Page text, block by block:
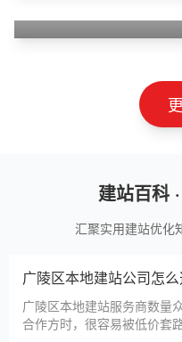
建站百科 ·
汇聚实用建站优化
广陵区本地建站公司怎
广陵区本地建站服务商数量
合作方时，很容易被低价套